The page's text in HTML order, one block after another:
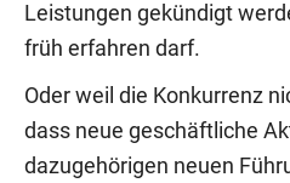
Leistungen gekündigt
früh erfahren darf.
Oder weil die Konkurrenz
dass neue geschäftliche
dazugehörigen neuen